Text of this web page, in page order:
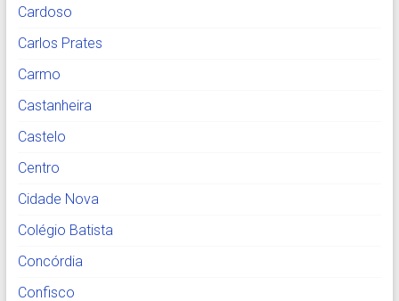
Cardoso
Carlos Prates
Carmo
Castanheira
Castelo
Centro
Cidade Nova
Colégio Batista
Concórdia
Confisco